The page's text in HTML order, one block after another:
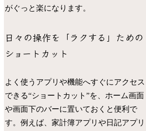
がぐっと楽になります。
日々の操作を「ラクする」ための
ショートカット
よく使うアプリや機能へすぐにアクセス
できる“ショートカット”を、ホーム画面
や画面下のバーに置いておくと便利で
す。例えば、家計簿アプリや日記アプリ